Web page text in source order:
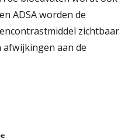
ADSA worden de
zichtbaar
afwijkingen aan de